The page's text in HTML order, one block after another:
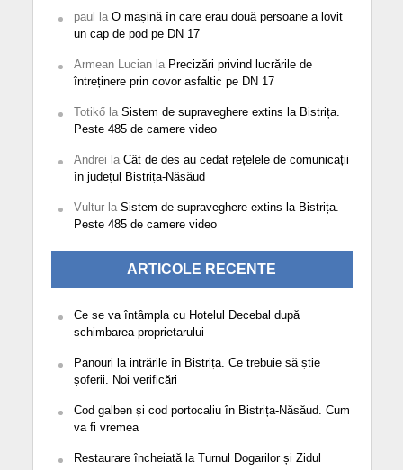
paul la O mașină în care erau două persoane a lovit
un cap de pod pe DN 17
Armean Lucianla Precizări privind lucrările de
întreținere prin covor asfaltic pe DN 17
Totikőla Sistem de supraveghere extins la Bistrița.
Peste 485 de camere video
Andrei la Cât de des au cedat rețelele de comunicații
în județul Bistrița-Năsăud
Vulturla Sistem de supraveghere extins la Bistrița.
Peste 485 de camere video
ARTICOLE RECENTE
Ce se va întâmpla cu Hotelul Decebal după
schimbarea proprietarului
Panouri la intrările în Bistrița. Ce trebuie să știe
șoferii. Noi verificări
Cod galben și cod portocaliu în Bistrița-Năsăud. Cum
va fi vremea
Restaurare încheiată la Turnul Dogarilor și Zidul